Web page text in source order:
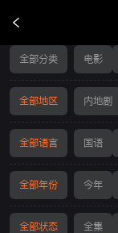
电影列表
全部分类 电影
全部地区 内地剧
全部语言 国语
全部年份 今年
全部状态 全集